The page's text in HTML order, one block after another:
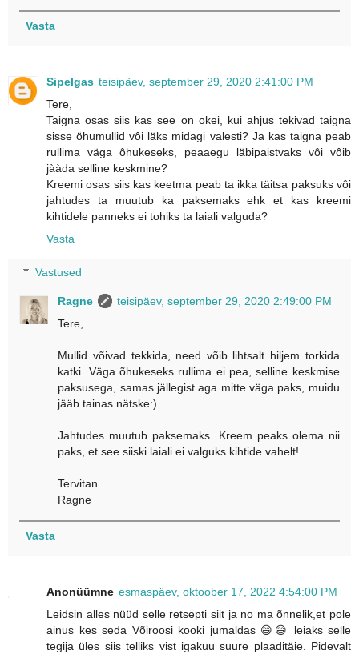
Vasta
Sipelgas teisipäev, september 29, 2020 2:41:00 PM
Tere,
Taigna osas siis kas see on okei, kui ahjus tekivad taigna
sisse öhumullid vôi läks midagi valesti? Ja kas taigna peab
rullima väga ôhukeseks, peaaegu läbipaistvaks vôi vôib
jààda selline keskmine?
Kreemi osas siis kas keetma peab ta ikka täitsa paksuks vôi
jahtudes ta muutub ka paksemaks ehk et kas kreemi
kihtidele panneks ei tohiks ta laiali valguda?
Vasta
Vastused
Ragne
teisipäev, september 29, 2020 2:49:00 PM
Tere,
Mullid võivad tekkida, need võib lihtsalt hiljem torkida
katki. Väga õhukeseks rullima ei pea, selline keskmise
paksusega, samas jällegist aga mitte väga paks, muidu
jääb tainas nätske:)
Jahtudes muutub paksemaks. Kreem peaks olema nii
paks, et see siiski laiali ei valguks kihtide vahelt!
Tervitan
Ragne
Vasta
Anonüümne esmaspäev, oktoober 17, 2022 4:54:00 PM
Leidsin alles nüüd selle retsepti siit ja no ma õnnelik,et pole
ainus kes seda Võiroosi kooki jumaldas 😄😄 leiaks selle
tegija üles siis telliks vist igakuu suure plaaditäie. Pidevalt